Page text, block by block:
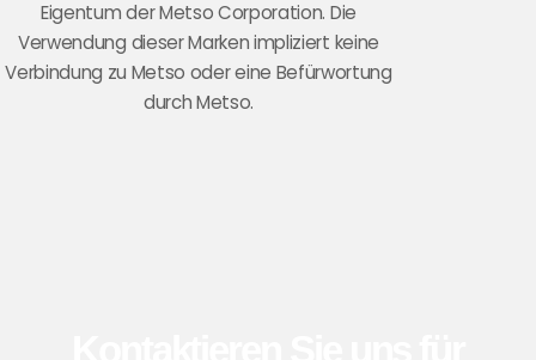
Eigentum der Metso Corporation. Die
Verwendung dieser Marken impliziert keine
Verbindung zu Metso oder eine Befürwortung
durch Metso.